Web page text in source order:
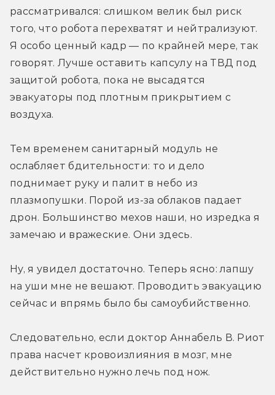
рассматривался: слишком велик был риск
того, что робота перехватят и нейтрализуют.
Я особо ценный кадр — по крайней мере, так
говорят. Лучше оставить капсулу на ТВД под
защитой робота, пока не высадятся
эвакуаторы под плотным прикрытием с
воздуха.
Тем временем санитарный модуль не
ослабляет бдительности: то и дело
поднимает руку и палит в небо из
плазмопушки. Порой из-за облаков падает
дрон. Большинство мехов наши, но изредка я
замечаю и вражеские. Они здесь.
Ну, я увидел достаточно. Теперь ясно: лапшу
на уши мне не вешают. Проводить эвакуацию
сейчас и впрямь было бы самоубийственно.
Следовательно, если доктор Аннабель В. Риот
права насчет кровоизлияния в мозг, мне
действительно нужно лечь под нож.